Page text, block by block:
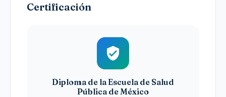
Certificación
Diploma de la Escuela de Salud
Pública de México